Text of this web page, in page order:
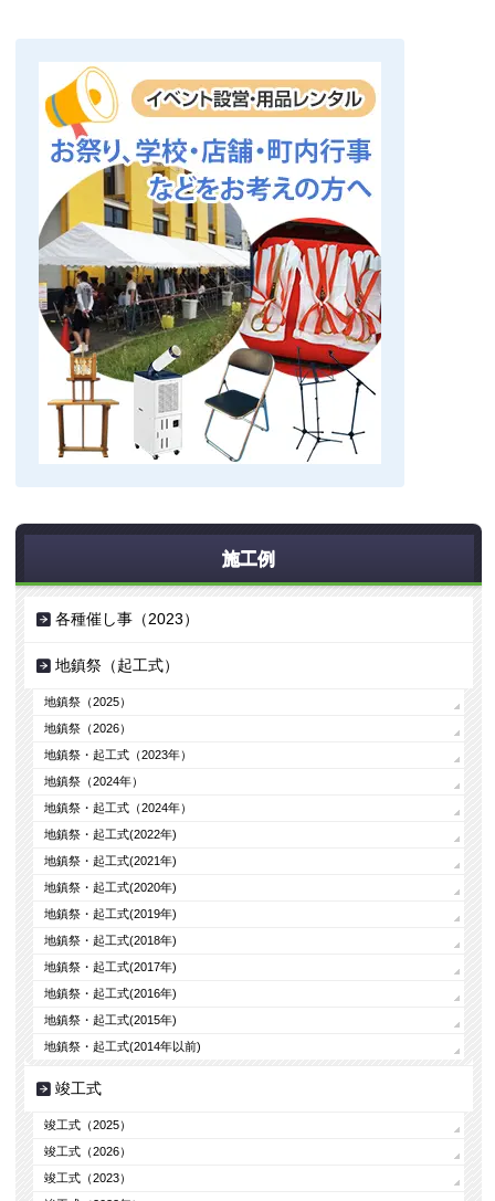
施工例
各種催し事（2023）
地鎮祭（起工式）
地鎮祭（2025）
地鎮祭（2026）
地鎮祭・起工式（2023年）
地鎮祭（2024年）
地鎮祭・起工式（2024年）
地鎮祭・起工式(2022年)
地鎮祭・起工式(2021年)
地鎮祭・起工式(2020年)
地鎮祭・起工式(2019年)
地鎮祭・起工式(2018年)
地鎮祭・起工式(2017年)
地鎮祭・起工式(2016年)
地鎮祭・起工式(2015年)
地鎮祭・起工式(2014年以前)
竣工式
竣工式（2025）
竣工式（2026）
竣工式（2023）